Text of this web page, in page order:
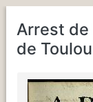
Arrest de
de